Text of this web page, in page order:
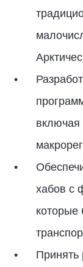
включая
хабов с
которые
Принять